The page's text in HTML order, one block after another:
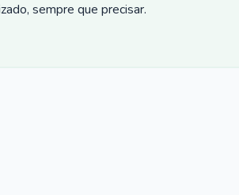
sempre que precisar.